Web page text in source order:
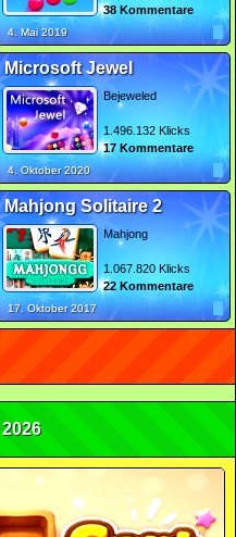
38 Kommentare
4. Mai 2019
Microsoft Jewel
Bejeweled
1.496.132 Klicks
17 Kommentare
4. Oktober 2020
Mahjong Solitaire 2
Mahjong
1.067.820 Klicks
22 Kommentare
17. Oktober 2017